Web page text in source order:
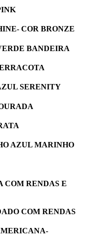
COR BRONZE
BANDEIRA
SERENITY
AZUL MARINHO
COM RENDAS E
COM RENDAS